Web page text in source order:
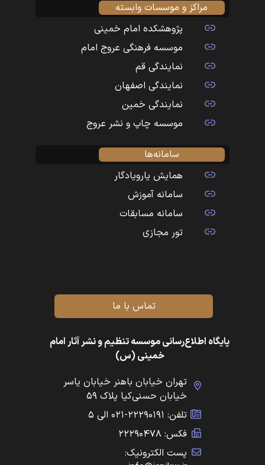
مراکز و موسسات وابسته
پژوهشکده امام خمینی
موسسه فرهنگی عروج امام
نمایندگی قم
نمایندگی اصفهان
نمایندگی خمین
موسسه چاپ و نشر عروج
سامانه‌ها
همایش یارویادگار
سامانه آموزش
سامانه مسابقات
تور مجازی
تماس با ما
پایگاه اطلاع‌رسانی موسسه تنظیم و نشر آثار امام
خمینی (س)
تهران خیابان باهنر خیابان یاسر
خیابان حسنی‌کیا پلاک ۵۹
تلفن: ۲۲۲۹۰۱۹۱-۰۲۱ الی ۵
فکس: ۲۲۲۹۰۴۷۸
پست الکترونیک: